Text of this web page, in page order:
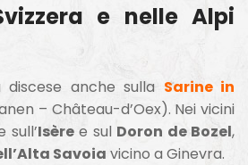
e nelle Alpi
discese anche sulla Sarine in
– Château-d’Oex). Nei vicini
sull’Isèree sul Doron de Bozel,
Savoia vicino a Ginevra.